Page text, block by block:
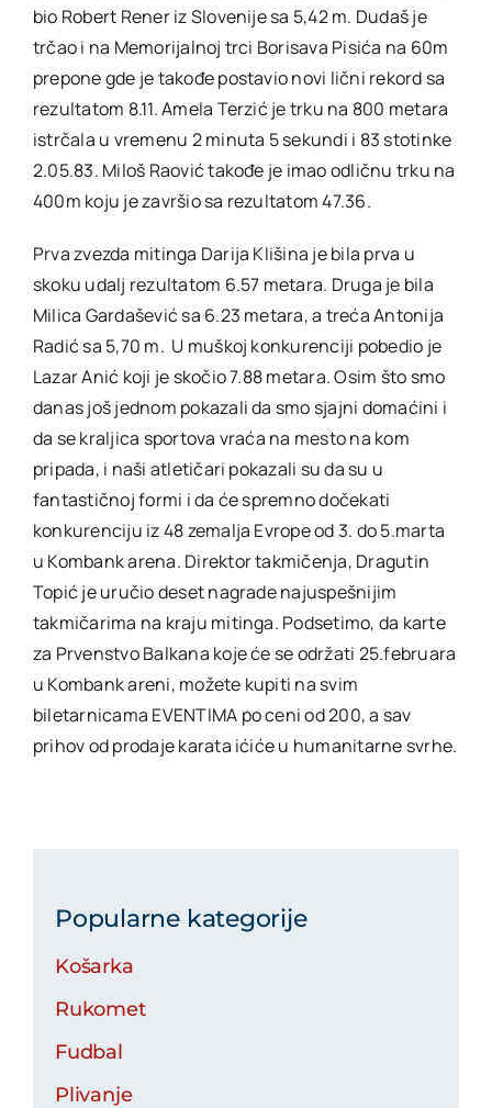
bio Robert Rener iz Slovenije sa 5,42 m. Dudaš je
trčao i na Memorijalnoj trci Borisava Pisića na 60m
prepone gde je takođe postavio novi lični rekord sa
rezultatom 8.11. Amela Terzić je trku na 800 metara
istrčala u vremenu 2 minuta 5 sekundi i 83 stotinke
2.05.83. Miloš Raović takođe je imao odličnu trku na
400m koju je završio sa rezultatom 47.36.
Prva zvezda mitinga Darija Klišina je bila prva u
skoku udalj rezultatom 6.57 metara. Druga je bila
Milica Gardašević sa 6.23 metara, a treća Antonija
Radić sa 5,70 m. U muškoj konkurenciji pobedio je
Lazar Anić koji je skočio 7.88 metara. Osim što smo
danas još jednom pokazali da smo sjajni domaćini i
da se kraljica sportova vraća na mesto na kom
pripada, i naši atletičari pokazali su da su u
fantastičnoj formi i da će spremno dočekati
konkurenciju iz 48 zemalja Evrope od 3. do 5.marta
u Kombank arena. Direktor takmičenja, Dragutin
Topić je uručio deset nagrade najuspešnijim
takmičarima na kraju mitinga. Podsetimo, da karte
za Prvenstvo Balkana koje će se održati 25.februara
u Kombank areni, možete kupiti na svim
biletarnicama EVENTIMA po ceni od 200, a sav
prihov od prodaje karata ićiće u humanitarne svrhe.
Popularne kategorije
Košarka
Rukomet
Fudbal
Plivanje